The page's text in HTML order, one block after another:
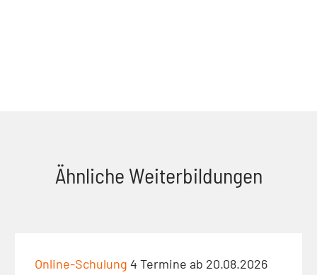
Ähnliche Weiterbildungen
Online-Schulung 4 Termine ab 20.08.2026